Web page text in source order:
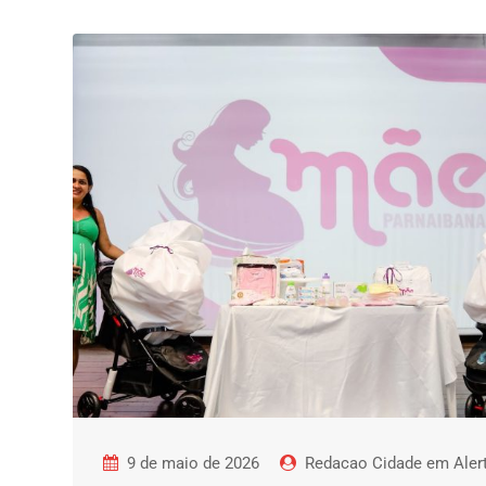
9 de maio de 2026 Redacao Cidade em